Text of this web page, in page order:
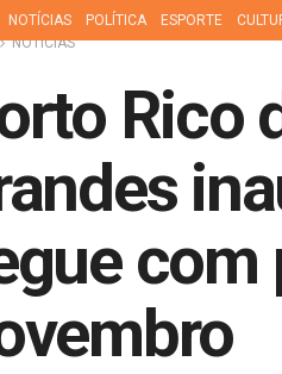
NOTÍCIAS POLÍTICA ESPORTE
NOTÍCIAS
Rico
com